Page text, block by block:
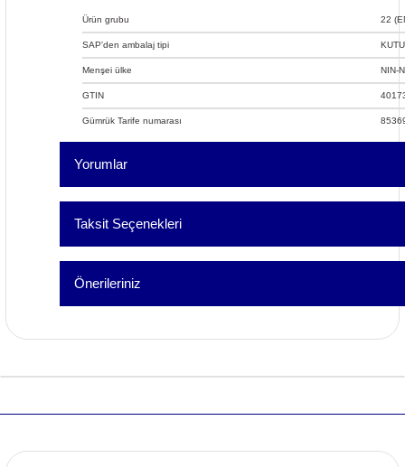
Ürün grubu 22
SAP'den ambalaj tipi KUTU
Menşei ülke NIN-
GTIN
Gümrük Tarife numarası
Yorumlar
Bu ürüne ilk yorumu
Taksit Seçenekleri
Önerileriniz
Bu ürünün fiyat bilgisi, resim, ürün açıklamalarında ve diğer
Ürün resmi kalitesiz, bozuk veya görüntülenemiyor.